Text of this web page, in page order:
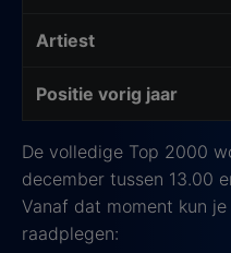
Artiest
Positie vorig jaar
De volledige Top 2000
december tussen 13.00
Vanaf dat moment kun
raadplegen: